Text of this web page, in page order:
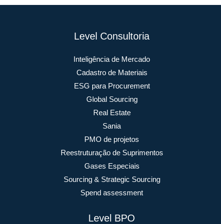
Level Consultoria
Inteligência de Mercado
Cadastro de Materiais
ESG para Procurement
Global Sourcing
Real Estate
Sania
PMO de projetos
Reestruturação de Suprimentos
Gases Especiais
Sourcing & Strategic Sourcing
Spend assessment
Level BPO